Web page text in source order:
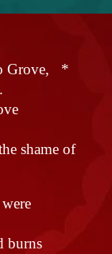
Grove, *
shame of
burns